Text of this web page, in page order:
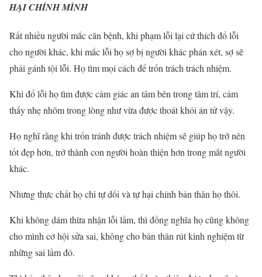
HẠI CHÍNH MÌNH
Rất nhiều người mắc căn bệnh, khi phạm lỗi lại cứ thích đổ lỗi
cho người khác, khi mắc lỗi họ sợ bị người khác phán xét, sợ sẽ
phải gánh tội lỗi. Họ tìm mọi cách để trốn trách trách nhiệm.
Khi đổ lỗi họ tìm được cảm giác an tâm bên trong tâm trí, cảm
thấy nhẹ nhõm trong lòng như vừa được thoát khỏi án tử vậy.
Họ nghĩ rằng khi trốn tránh được trách nhiệm sẽ giúp họ trở nên
tốt đẹp hơn, trở thành con người hoàn thiện hơn trong mắt người
khác.
Nhưng thực chất họ chỉ tự dối và tự hại chính bản thân họ thôi.
Khi không dám thừa nhận lỗi lầm, thì đồng nghĩa họ cũng không
cho mình cơ hội sửa sai, không cho bản thân rút kinh nghiệm từ
những sai lầm đó.